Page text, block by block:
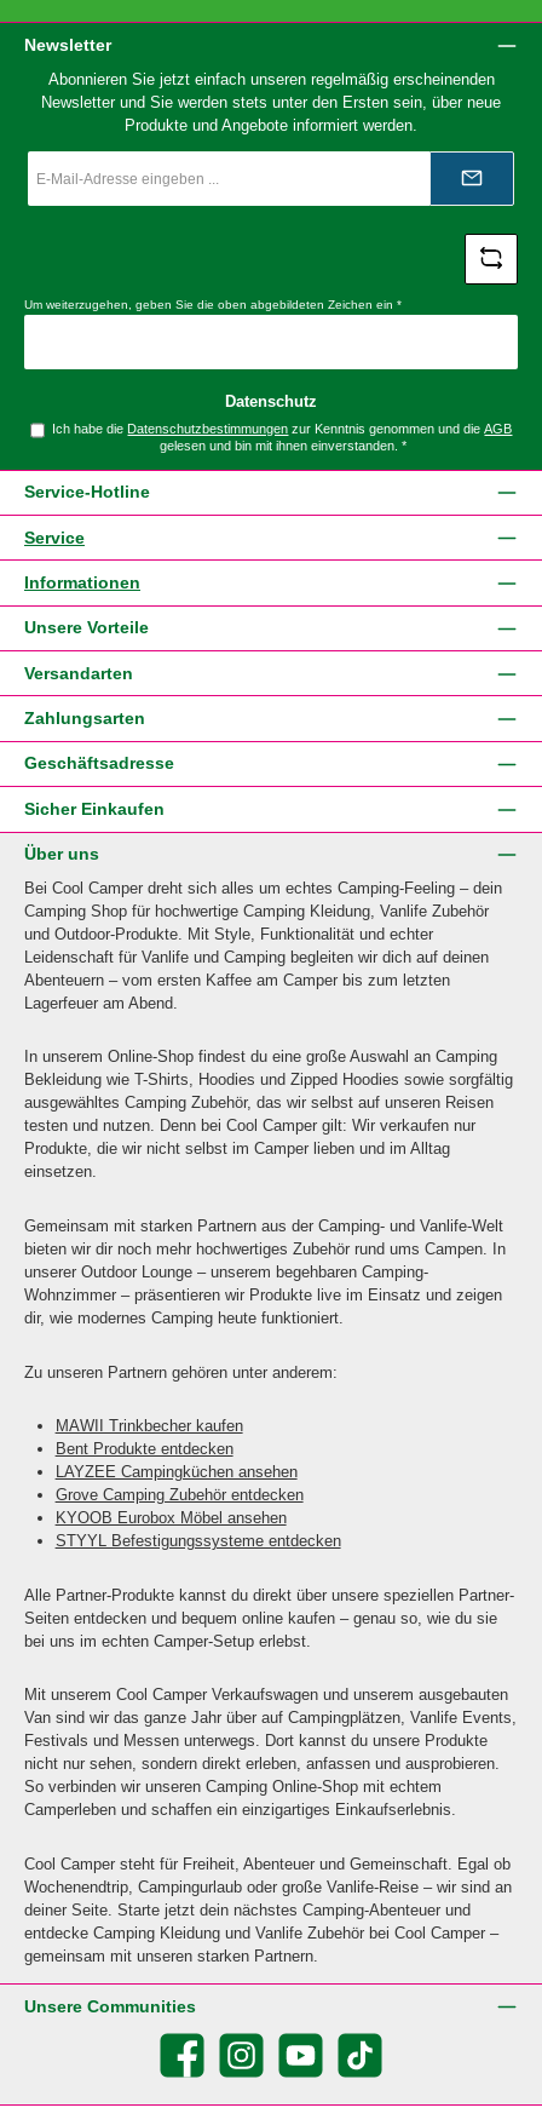
Newsletter
Abonnieren Sie jetzt einfach unseren regelmäßig erscheinenden
Newsletter und Sie werden stets unter den Ersten sein, über neue
Produkte und Angebote informiert werden.
Mail-
*
Um weiterzugehen, geben Sie die oben abgebildeten Zeichen ein *
Datenschutz
Ich habe dieDatenschutzbestimmungen zur Kenntnis genommen und dieAGB
gelesen und bin mit ihnen einverstanden. *
Service-Hotline
Service
Informationen
Unsere Vorteile
Versandarten
Zahlungsarten
Geschäftsadresse
Sicher Einkaufen
Über uns
Bei Cool Camper dreht sich alles um echtes Camping-Feeling – dein
Camping Shop für hochwertige Camping Kleidung, Vanlife Zubehör
und Outdoor-Produkte. Mit Style, Funktionalität und echter
Leidenschaft für Vanlife und Camping begleiten wir dich auf deinen
Abenteuern – vom ersten Kaffee am Camper bis zum letzten
Lagerfeuer am Abend.
In unserem Online-Shop findest du eine große Auswahl an Camping
Bekleidung wie T-Shirts, Hoodies und Zipped Hoodies sowie sorgfältig
ausgewähltes Camping Zubehör, das wir selbst auf unseren Reisen
testen und nutzen. Denn bei Cool Camper gilt: Wir verkaufen nur
Produkte, die wir nicht selbst im Camper lieben und im Alltag
einsetzen.
Gemeinsam mit starken Partnern aus der Camping- und Vanlife-Welt
bieten wir dir noch mehr hochwertiges Zubehör rund ums Campen. In
unserer Outdoor Lounge – unserem begehbaren Camping-
Wohnzimmer – präsentieren wir Produkte live im Einsatz und zeigen
dir, wie modernes Camping heute funktioniert.
Zu unseren Partnern gehören unter anderem:
MAWII Trinkbecher kaufen
Bent Produkte entdecken
LAYZEE Campingküchen ansehen
Grove Camping Zubehör entdecken
KYOOB Eurobox Möbel ansehen
STYYL Befestigungssysteme entdecken
Alle Partner-Produkte kannst du direkt über unsere speziellen Partner-
Seiten entdecken und bequem online kaufen – genau so, wie du sie
bei uns im echten Camper-Setup erlebst.
Mit unserem Cool Camper Verkaufswagen und unserem ausgebauten
Van sind wir das ganze Jahr über auf Campingplätzen, Vanlife Events,
Festivals und Messen unterwegs. Dort kannst du unsere Produkte
nicht nur sehen, sondern direkt erleben, anfassen und ausprobieren.
So verbinden wir unseren Camping Online-Shop mit echtem
Camperleben und schaffen ein einzigartiges Einkaufserlebnis.
Cool Camper steht für Freiheit, Abenteuer und Gemeinschaft. Egal ob
Wochenendtrip, Campingurlaub oder große Vanlife-Reise – wir sind an
deiner Seite. Starte jetzt dein nächstes Camping-Abenteuer und
entdecke Camping Kleidung und Vanlife Zubehör bei Cool Camper –
gemeinsam mit unseren starken Partnern.
Unsere Communities
Facebook Instagram YouTube TikTok